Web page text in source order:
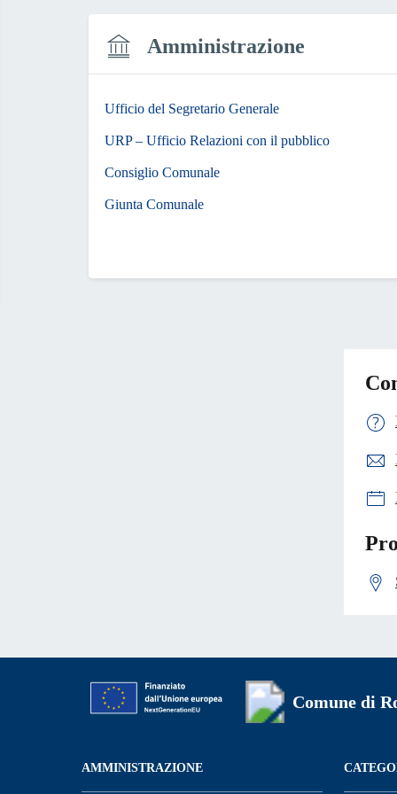
Amministrazione
Ufficio del Segretario Generale
URP – Ufficio Relazioni con il pubblico
Consiglio Comunale
Giunta Comunale
Comune di
AMMINISTRAZIONE